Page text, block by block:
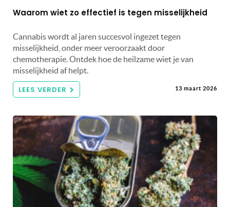
Waarom wiet zo effectief is tegen misselijkheid
Cannabis wordt al jaren succesvol ingezet tegen
misselijkheid, onder meer veroorzaakt door
chemotherapie. Ontdek hoe de heilzame wiet je van
misselijkheid af helpt.
LEES VERDER 13 maart 2026